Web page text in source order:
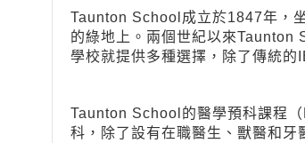
Taunton School成立於1847年，
的綠地上。兩個世紀以來Taunton
學校就提供多種選擇，除了傳統
Taunton School的醫學預科課程
科，除了設有在職醫生、獸醫和